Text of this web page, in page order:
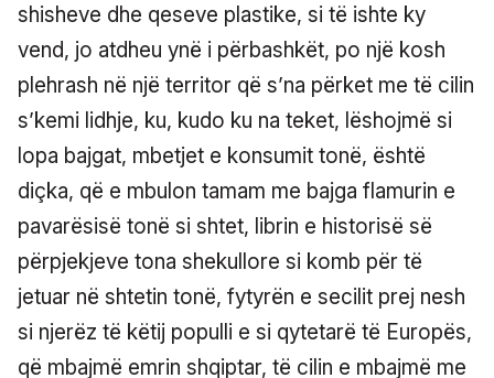
shisheve dhe qeseve plastike, si të ishte ky
vend, jo atdheu ynë i përbashkët, po një kosh
plehrash në një territor që s’na përket me të cilin
s’kemi lidhje, ku, kudo ku na teket, lëshojmë si
lopa bajgat, mbetjet e konsumit tonë, është
diçka, që e mbulon tamam me bajga flamurin e
pavarësisë tonë si shtet, librin e historisë së
përpjekjeve tona shekullore si komb për të
jetuar në shtetin tonë, fytyrën e secilit prej nesh
si njerëz të këtij populli e si qytetarë të Europës,
që mbajmë emrin shqiptar, të cilin e mbajmë me